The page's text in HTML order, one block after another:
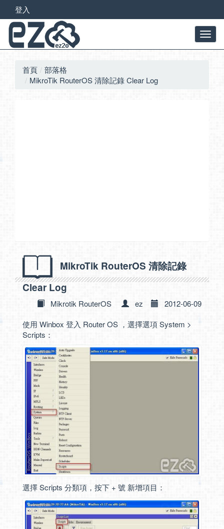
登入
首頁
部落格
MikroTik RouterOS 清除記錄 Clear Log
MikroTik RouterOS 清除記錄
Clear Log
Mikrotik RouterOS ez
2012-06-09
使用 Winbox 登入 Router OS ，選擇選項 System >
Scripts：
選擇 Scripts 分類項，按下 + 號 新增項目：